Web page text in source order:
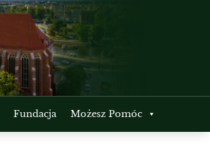
Fundacja Możesz Pomóc